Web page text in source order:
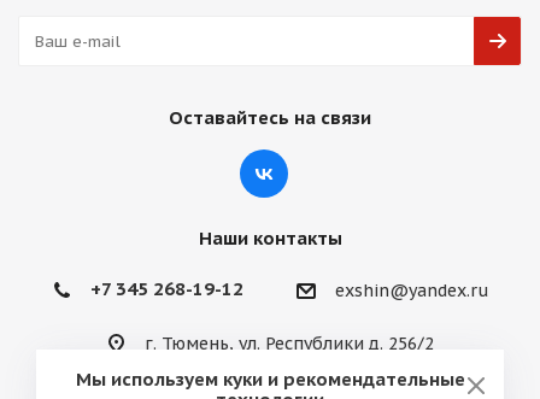
Оставайтесь на связи
Наши контакты
+7 345 268-19-12 exshin@yandex.ru
г. Тюмень, ул. Республики д. 256/2
Мы используем куки и рекомендательные